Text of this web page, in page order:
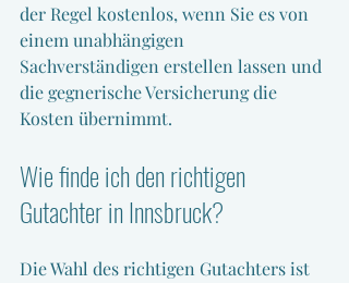
der Regel kostenlos, wenn Sie es von
einem unabhängigen
Sachverständigen erstellen lassen und
die gegnerische Versicherung die
Kosten übernimmt.
Wie finde ich den richtigen
Gutachter in Innsbruck?
Die Wahl des richtigen Gutachters ist